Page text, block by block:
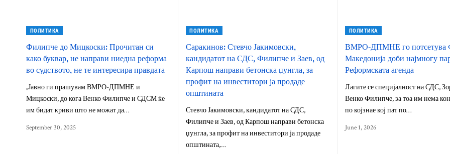
ПОЛИТИКА
Филипче до Мицкоски: Прочитан си
како буквар, не направи ниедна реформа
во судството, не те интересира правдата
„Јавно ги прашувам ВМРО-ДПМНЕ и
Мицкоски, до кога Венко Филипче и СДСМ ќе
им бидат криви што не можат да…
September 30, 2025
ПОЛИТИКА
Саракинов: Стевчо Јакимовски,
кандидатот на СДС, Филипче и Заев, од
Карпош направи бетонска џунгла, за
профит на инвеститори ја продаде
општината
Стевчо Јакимовски, кандидатот на СДС,
Филипче и Заев, од Карпош направи бетонска
џунгла, за профит на инвеститори ја продаде
општината,…
ПОЛИТИКА
ВМРО-ДПМНЕ го потсетува
Македонија доби најмногу
Реформската агенда
Лагите се специјалност на СДС,
Венко Филипче, за тоа им нема
по којзнае кој пат по…
June 1, 2026